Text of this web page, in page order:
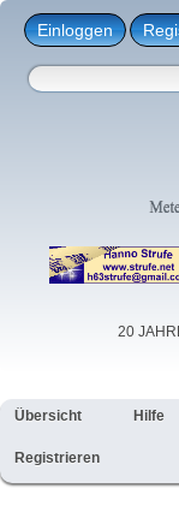
Einloggen
20
Übersicht Hilfe
Registrieren